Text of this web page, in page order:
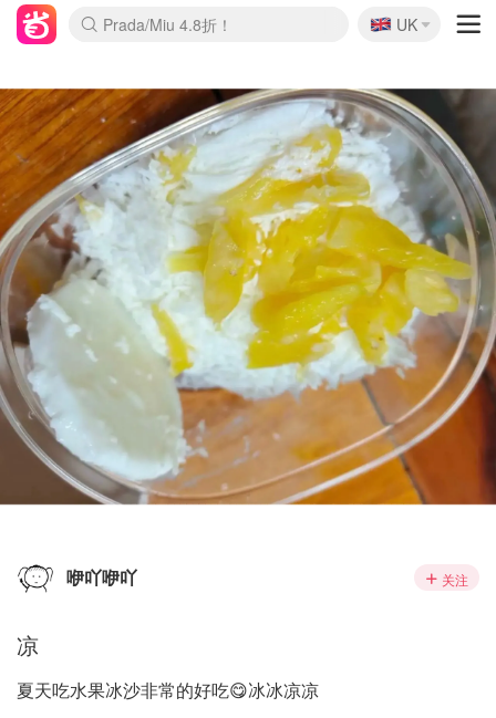
Prada/Miu 4.8折！
🇬🇧
UK
咿吖咿吖 关注
凉
夏天吃水果冰沙非常的好吃😋冰冰凉凉